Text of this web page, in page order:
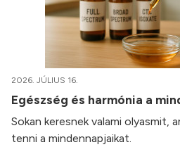
2026. JÚLIUS 16.
Egészség és harmónia a
Sokan keresnek valami olyasmit,
tenni a mindennapjaikat.